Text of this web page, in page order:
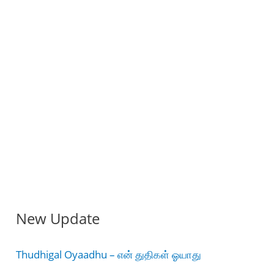
New Update
Thudhigal Oyaadhu – என் துதிகள் ஓயாது